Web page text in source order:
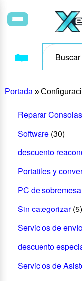
Portada »
Reparar Consolas
Software (30)
descuento
Portatiles y
PC de sobremesa
Sin categorizar (5)
Servicios de
descuento
Servicios de